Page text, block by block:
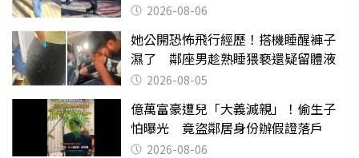
2026-08-06
她公開恐怖飛行經歷！搭機睡醒褲子
濕了 鄰座男趁熟睡猥褻還疑留體液
2026-08-05
億萬富豪遭兒「大義滅親」！偷生子
怕曝光 竟盜鄰居身份辦假證落戶
2026-08-06